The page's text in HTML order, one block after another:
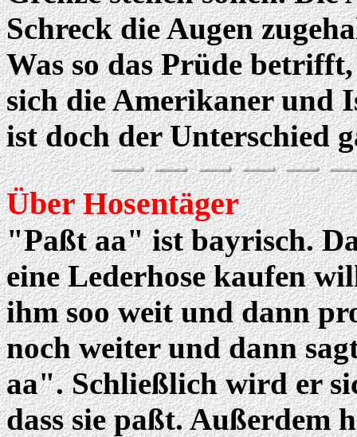
Schreck die Augen
Was so das Prüde
sich die Amerikaner und
ist doch der Unterschied
Über Hosentäger
"Paßt aa" ist bayrisch.
eine Lederhose kaufen
ihm soo weit und dann
noch weiter und dann
aa". Schließlich wird er
dass sie paßt. Außerdem